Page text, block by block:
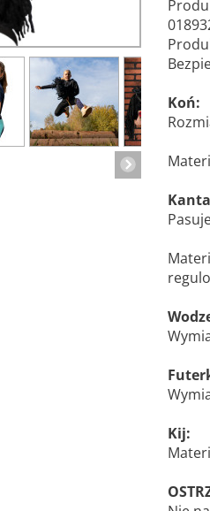
Koń:
Kij: